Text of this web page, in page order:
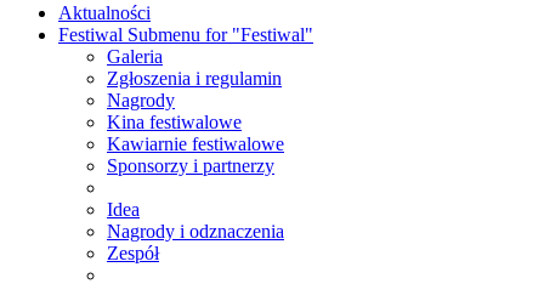
Aktualności
Festiwal Submenu for "Festiwal"
Galeria
Zgłoszenia i regulamin
Nagrody
Kina festiwalowe
Kawiarnie festiwalowe
Sponsorzy i partnerzy
Idea
Nagrody i odznaczenia
Zespół